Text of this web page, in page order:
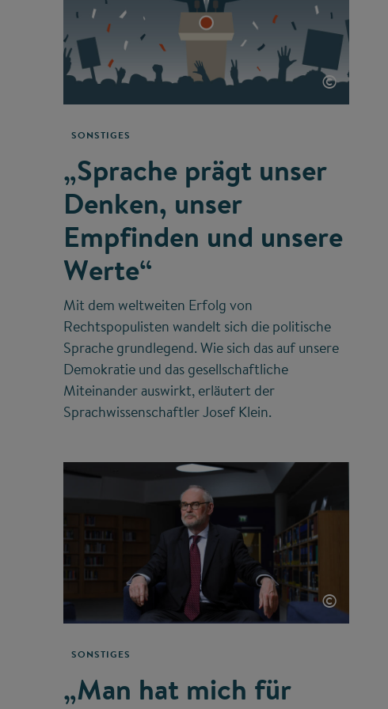
©
SONSTIGES
„Sprache prägt unser
Denken, unser
Empfinden und unsere
Werte“
Mit dem weltweiten Erfolg von
Rechtspopulisten wandelt sich die politische
Sprache grundlegend. Wie sich das auf unsere
Demokratie und das gesellschaftliche
Miteinander auswirkt, erläutert der
Sprachwissenschaftler Josef Klein.
©
SONSTIGES
„Man hat mich für